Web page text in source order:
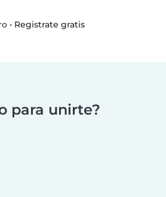
• Registrate gratis
para unirte?